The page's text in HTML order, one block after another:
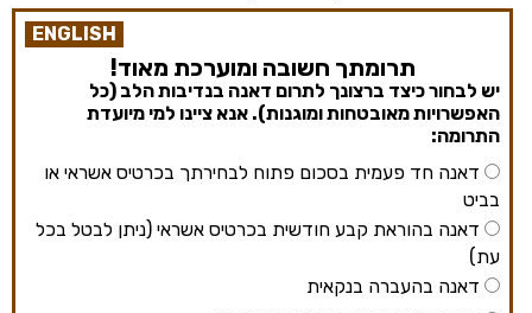
ENGLISH
תרומתך חשובה ומוערכת מאוד!
יש לבחור כיצד ברצונך לתרום דאנה בנדיבות הלב (כל
האפשרויות מאובטחות ומוגנות). אנא ציינו למי מיועדת
התרומה:
דאנה חד פעמית בסכום פתוח לבחירתך בכרטיס אשראי או
בביט
דאנה בהוראת קבע חודשית בכרטיס אשראי (ניתן לבטל בכל
עת)
דאנה בהעברה בנקאית